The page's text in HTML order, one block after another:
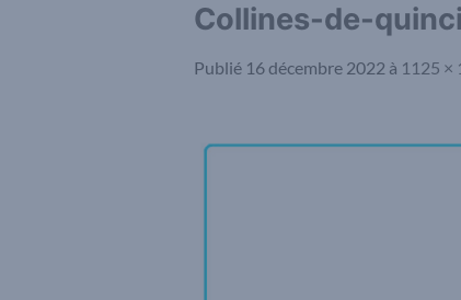
Collines-de-
Publié 16 décembre 2022 à 1125 ×